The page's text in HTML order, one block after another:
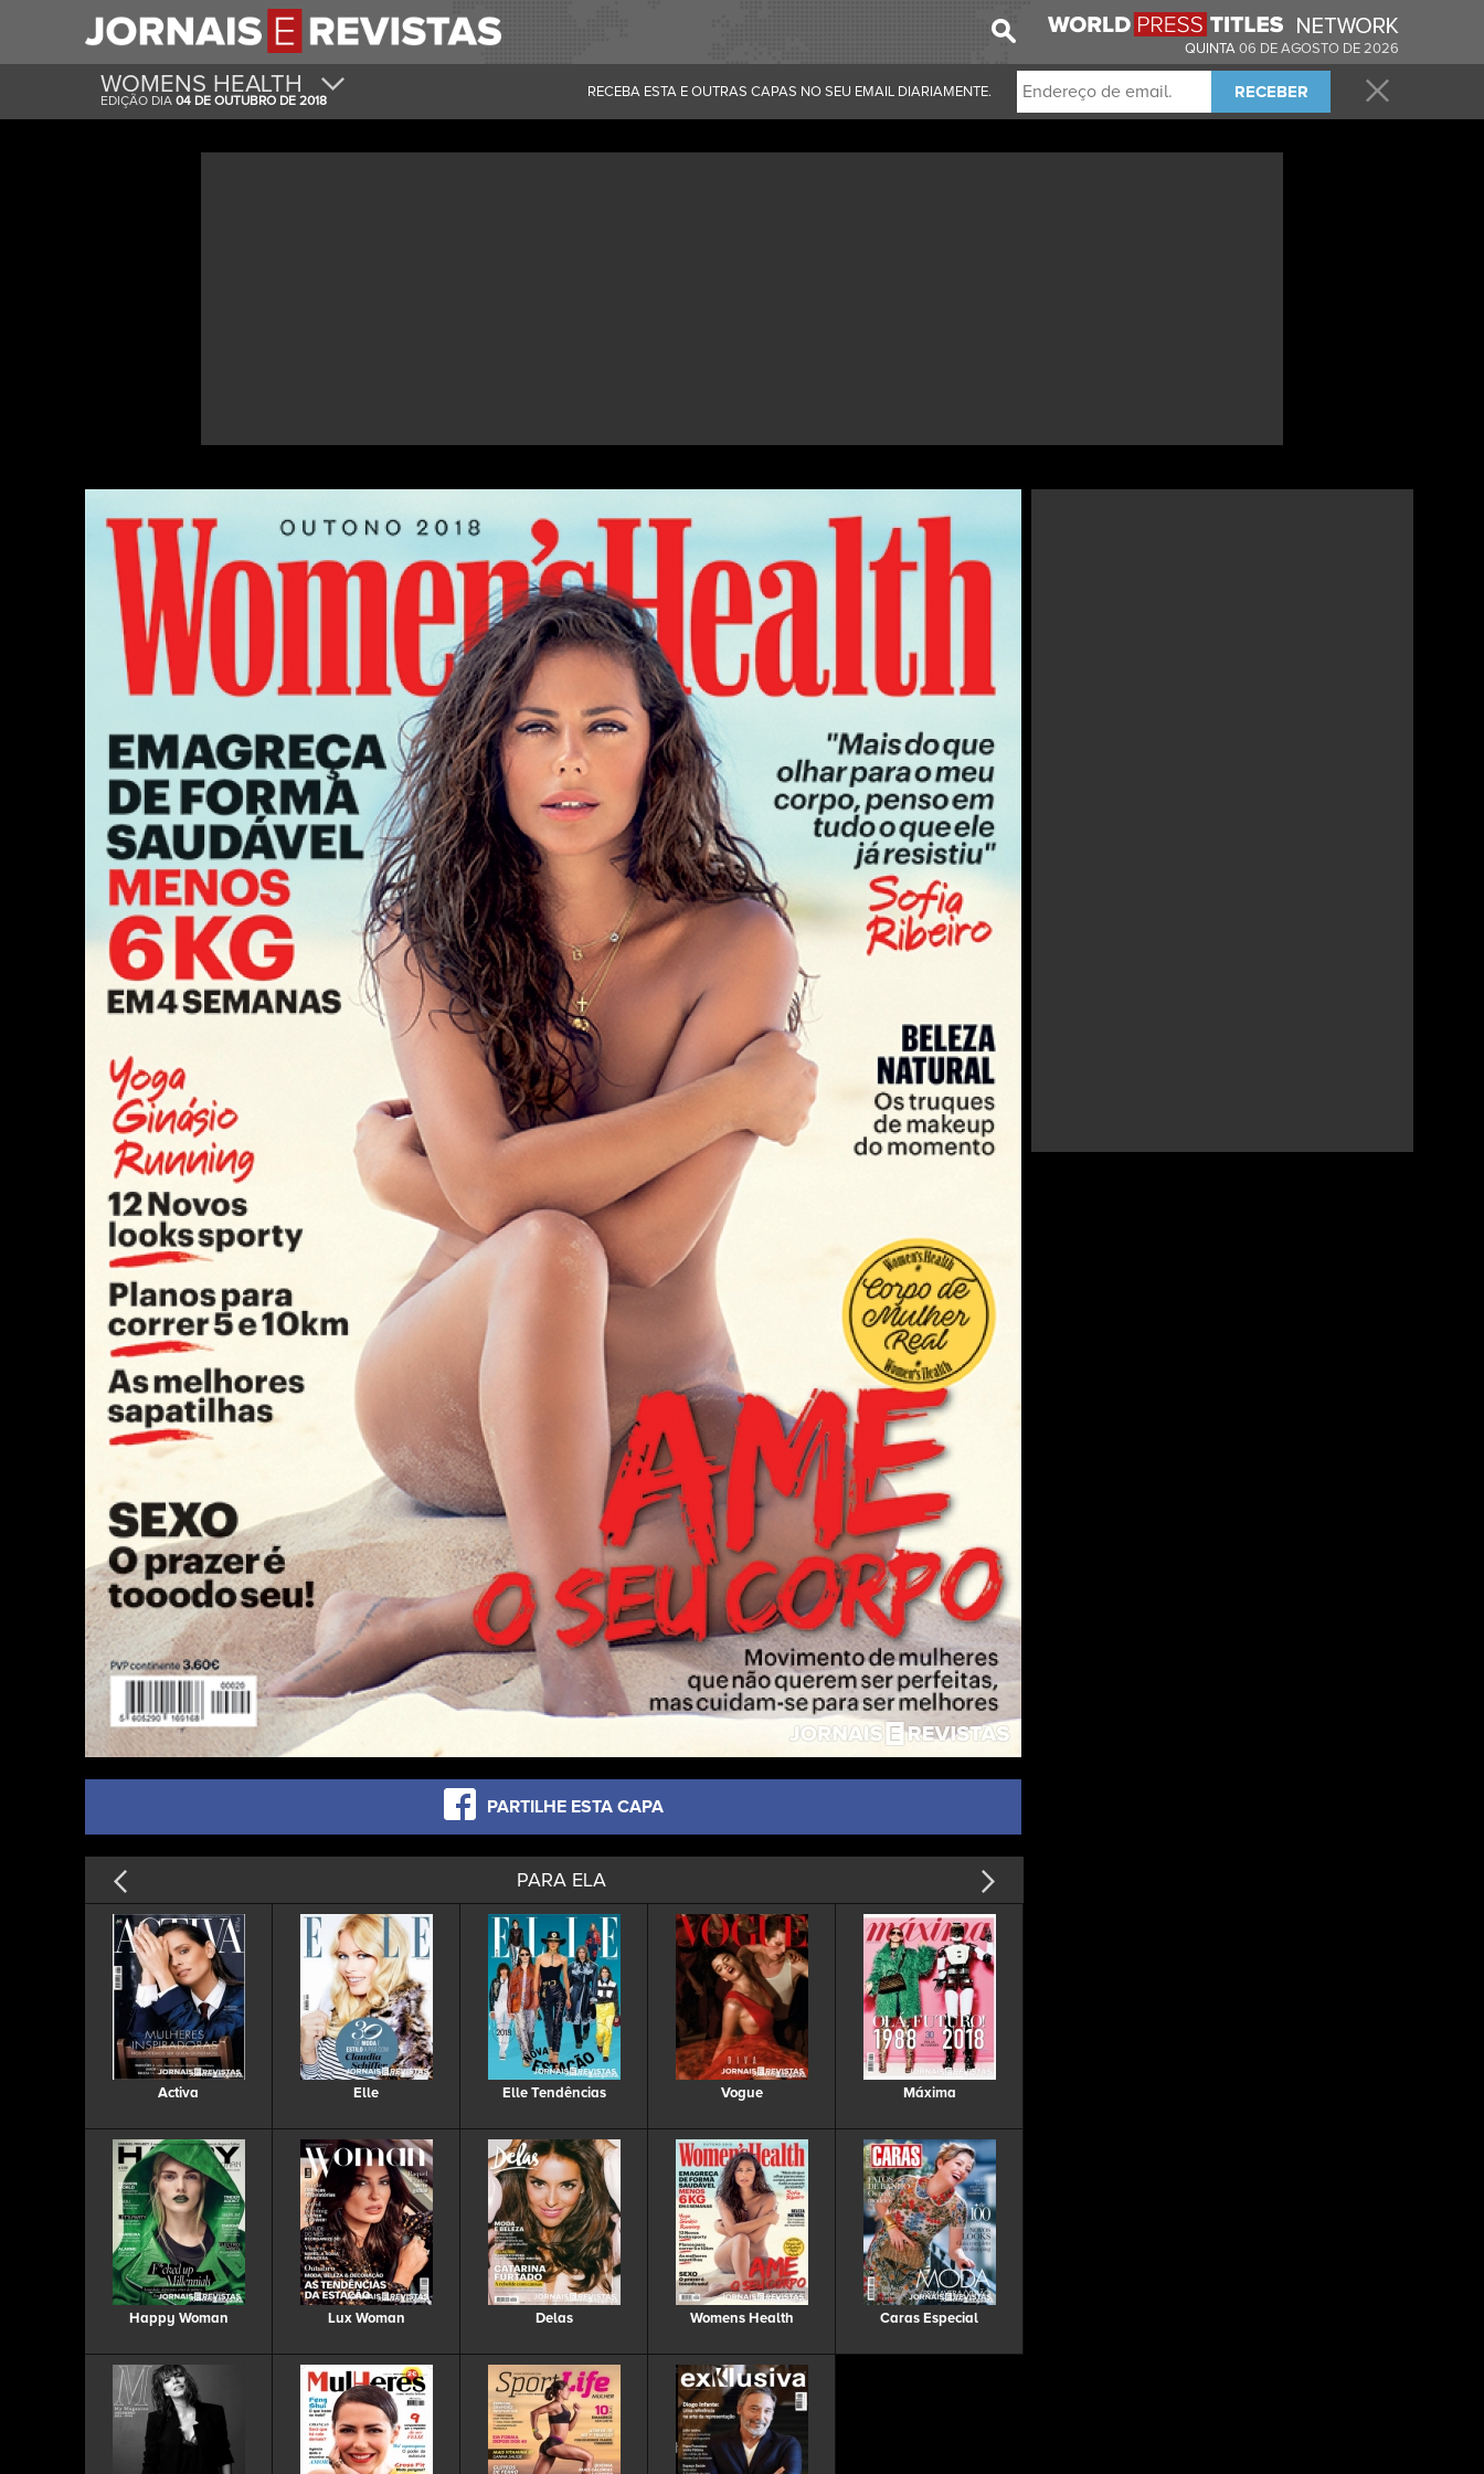
QUINTA06 DE AGOSTO DE 2026
WOMENS HEALTH
EDIÇÃO DIA 04 DE OUTUBRO DE 2018 RECEBER
RECEBA ESTA E OUTRAS CAPAS NO SEU EMAIL DIARIAMENTE.
PARTILHE ESTA CAPA
PARA ELA
Activa Elle Elle Tendências Vogue Máxima
Happy Woman Lux Woman Delas Womens Health Caras Especial